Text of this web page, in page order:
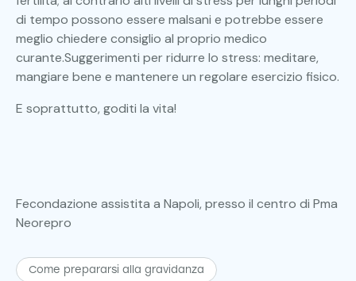
di tempo possono essere malsani e potrebbe essere
meglio chiedere consiglio al proprio medico
curante.Suggerimenti per ridurre lo stress: meditare,
mangiare bene e mantenere un regolare esercizio fisico.
E soprattutto, goditi la vita!
Fecondazione assistita a Napoli, presso il centro di Pma
Neorepro
Come prepararsi alla gravidanza